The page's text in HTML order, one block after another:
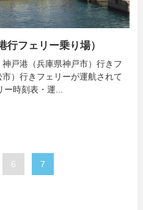
行フェリー乗り場）
戸港（兵庫県神戸市）行きフ
）行きフェリーが運航されて
ー時刻表・運...
6 7